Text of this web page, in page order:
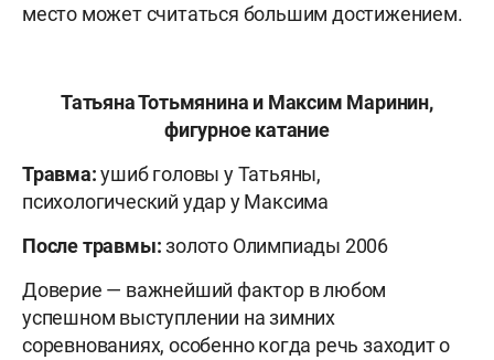
место может считаться большим достижением.
Татьяна Тотьмянина и Максим Маринин,
фигурное катание
Травма:ушиб головы у Татьяны,
психологический удар у Максима
После травмы:золото Олимпиады 2006
Доверие — важнейший фактор в любом
успешном выступлении на зимних
соревнованиях, особенно когда речь заходит о